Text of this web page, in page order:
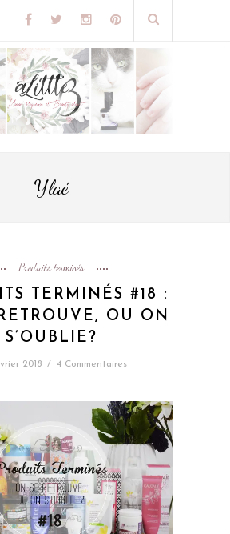
Ylaé
Produits terminés
TERMINÉS #18 :
OU ON
S’OUBLIE?
2018 / 4 Commentaires